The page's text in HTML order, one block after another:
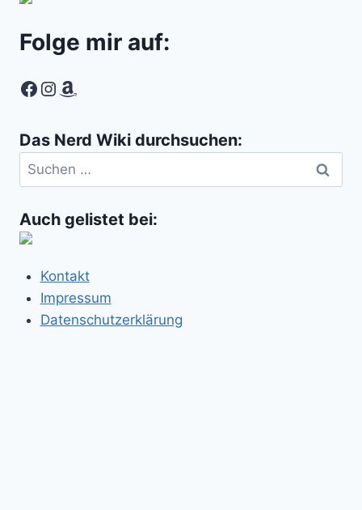
Folge mir auf:
Facebook
Instagram
Amazon
Das Nerd Wiki durchsuchen:
Suchen
nach:
Auch gelistet bei:
Kontakt
Impressum
Datenschutzerklärung